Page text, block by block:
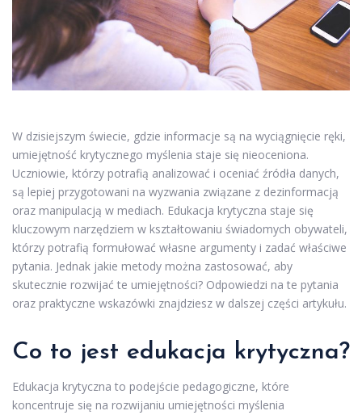
W dzisiejszym świecie, gdzie informacje są na wyciągnięcie ręki,
umiejętność krytycznego myślenia staje się nieoceniona.
Uczniowie, którzy potrafią analizować i oceniać źródła danych,
są lepiej przygotowani na wyzwania związane z dezinformacją
oraz manipulacją w mediach. Edukacja krytyczna staje się
kluczowym narzędziem w kształtowaniu świadomych obywateli,
którzy potrafią formułować własne argumenty i zadać właściwe
pytania. Jednak jakie metody można zastosować, aby
skutecznie rozwijać te umiejętności? Odpowiedzi na te pytania
oraz praktyczne wskazówki znajdziesz w dalszej części artykułu.
Co to jest edukacja krytyczna?
Edukacja krytyczna to podejście pedagogiczne, które
koncentruje się na rozwijaniu umiejętności myślenia